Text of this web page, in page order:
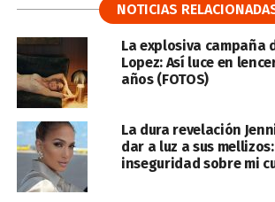
NOTICIAS
La explosiva campaña
Lopez: Así luce en
años (FOTOS)
La dura revelación
dar a luz a sus
inseguridad sobre mi